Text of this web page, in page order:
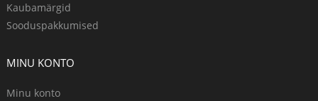
Kaubamärgid
Sooduspakkumised
MINU KONTO
Minu konto